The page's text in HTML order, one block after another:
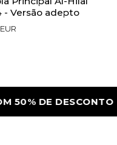
- Versão adepto
50% DE DESCONTO